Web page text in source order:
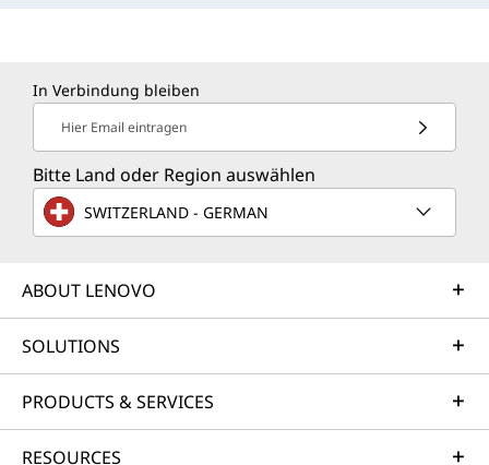
In Verbindung bleiben
Hier Email eintragen
Bitte Land oder Region auswählen
SWITZERLAND - GERMAN
ABOUT LENOVO
SOLUTIONS
PRODUCTS & SERVICES
RESOURCES